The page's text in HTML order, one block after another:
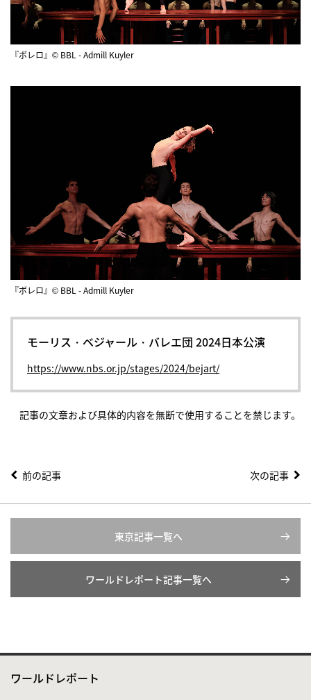
『ボレロ』© BBL - Admill Kuyler
『ボレロ』© BBL - Admill Kuyler
モーリス・ベジャール・バレエ団 2024日本公演
https://www.nbs.or.jp/stages/2024/bejart/
記事の文章および具体的内容を無断で使用することを禁じます。
前の記事 次の記事
東京記事一覧へ
ワールドレポート記事一覧へ
ワールドレポート